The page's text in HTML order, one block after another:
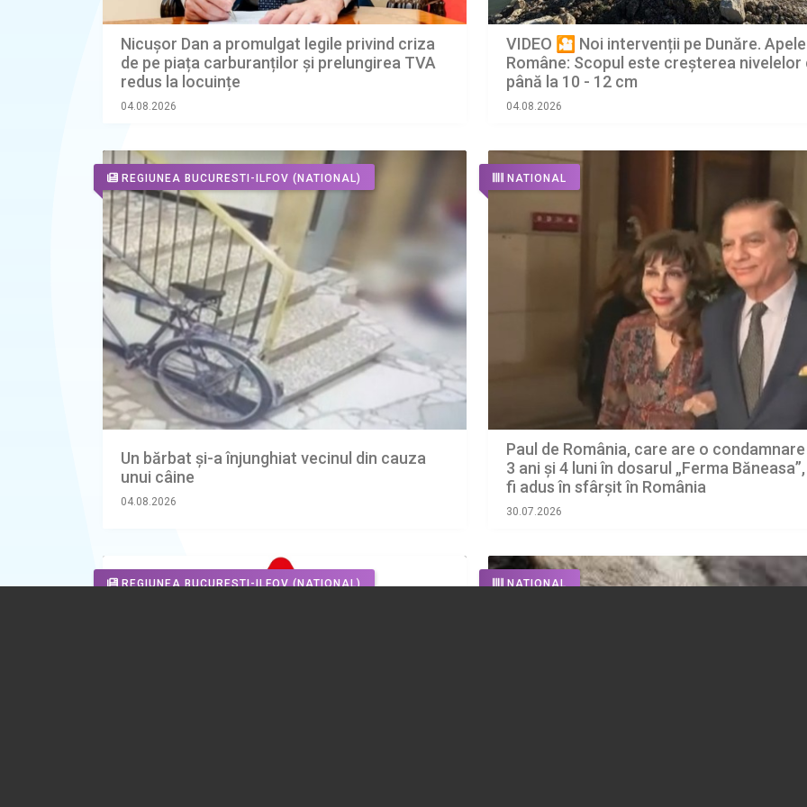
Nicușor Dan a promulgat legile privind criza
de pe piața carburanților și prelungirea TVA
redus la locuințe
04.08.2026
VIDEO 🎦 Noi intervenții pe Dunăre. Apele
Române: Scopul este creșterea nivelelor
până la 10 - 12 cm
04.08.2026
REGIUNEA BUCURESTI-ILFOV (NATIONAL)
Un bărbat și-a înjunghiat vecinul din cauza
unui câine
04.08.2026
NATIONAL
Paul de România, care are o
3 ani și 4 luni în dosarul „Ferma
fi adus în sfârșit în România
30.07.2026
REGIUNEA BUCURESTI-ILFOV (NATIONAL) NATIONAL